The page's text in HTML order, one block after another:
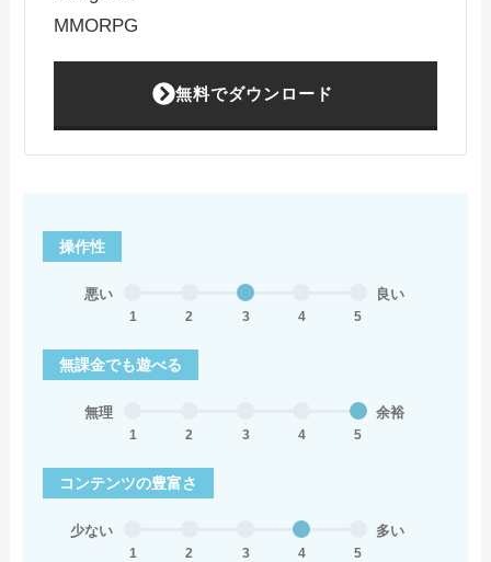
MMORPG
無料でダウンロード
操作性
悪い
1 2 3 4 5
良い
無課金でも遊べる
無理
1 2 3 4 5
余裕
コンテンツの豊富さ
少ない
1 2 3 4 5
多い